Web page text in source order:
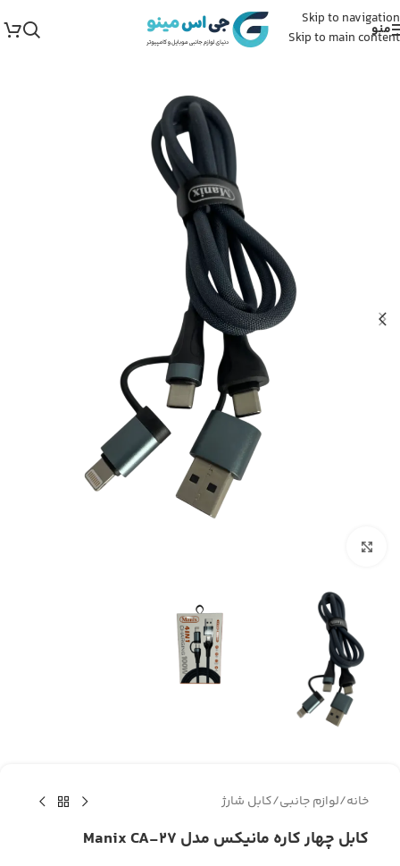
Skip to navigation
Skip to main content
منو
خانه/لوازم جانبی/کابل شارژ
کابل چهار کاره مانیکس مدل Manix CA-27